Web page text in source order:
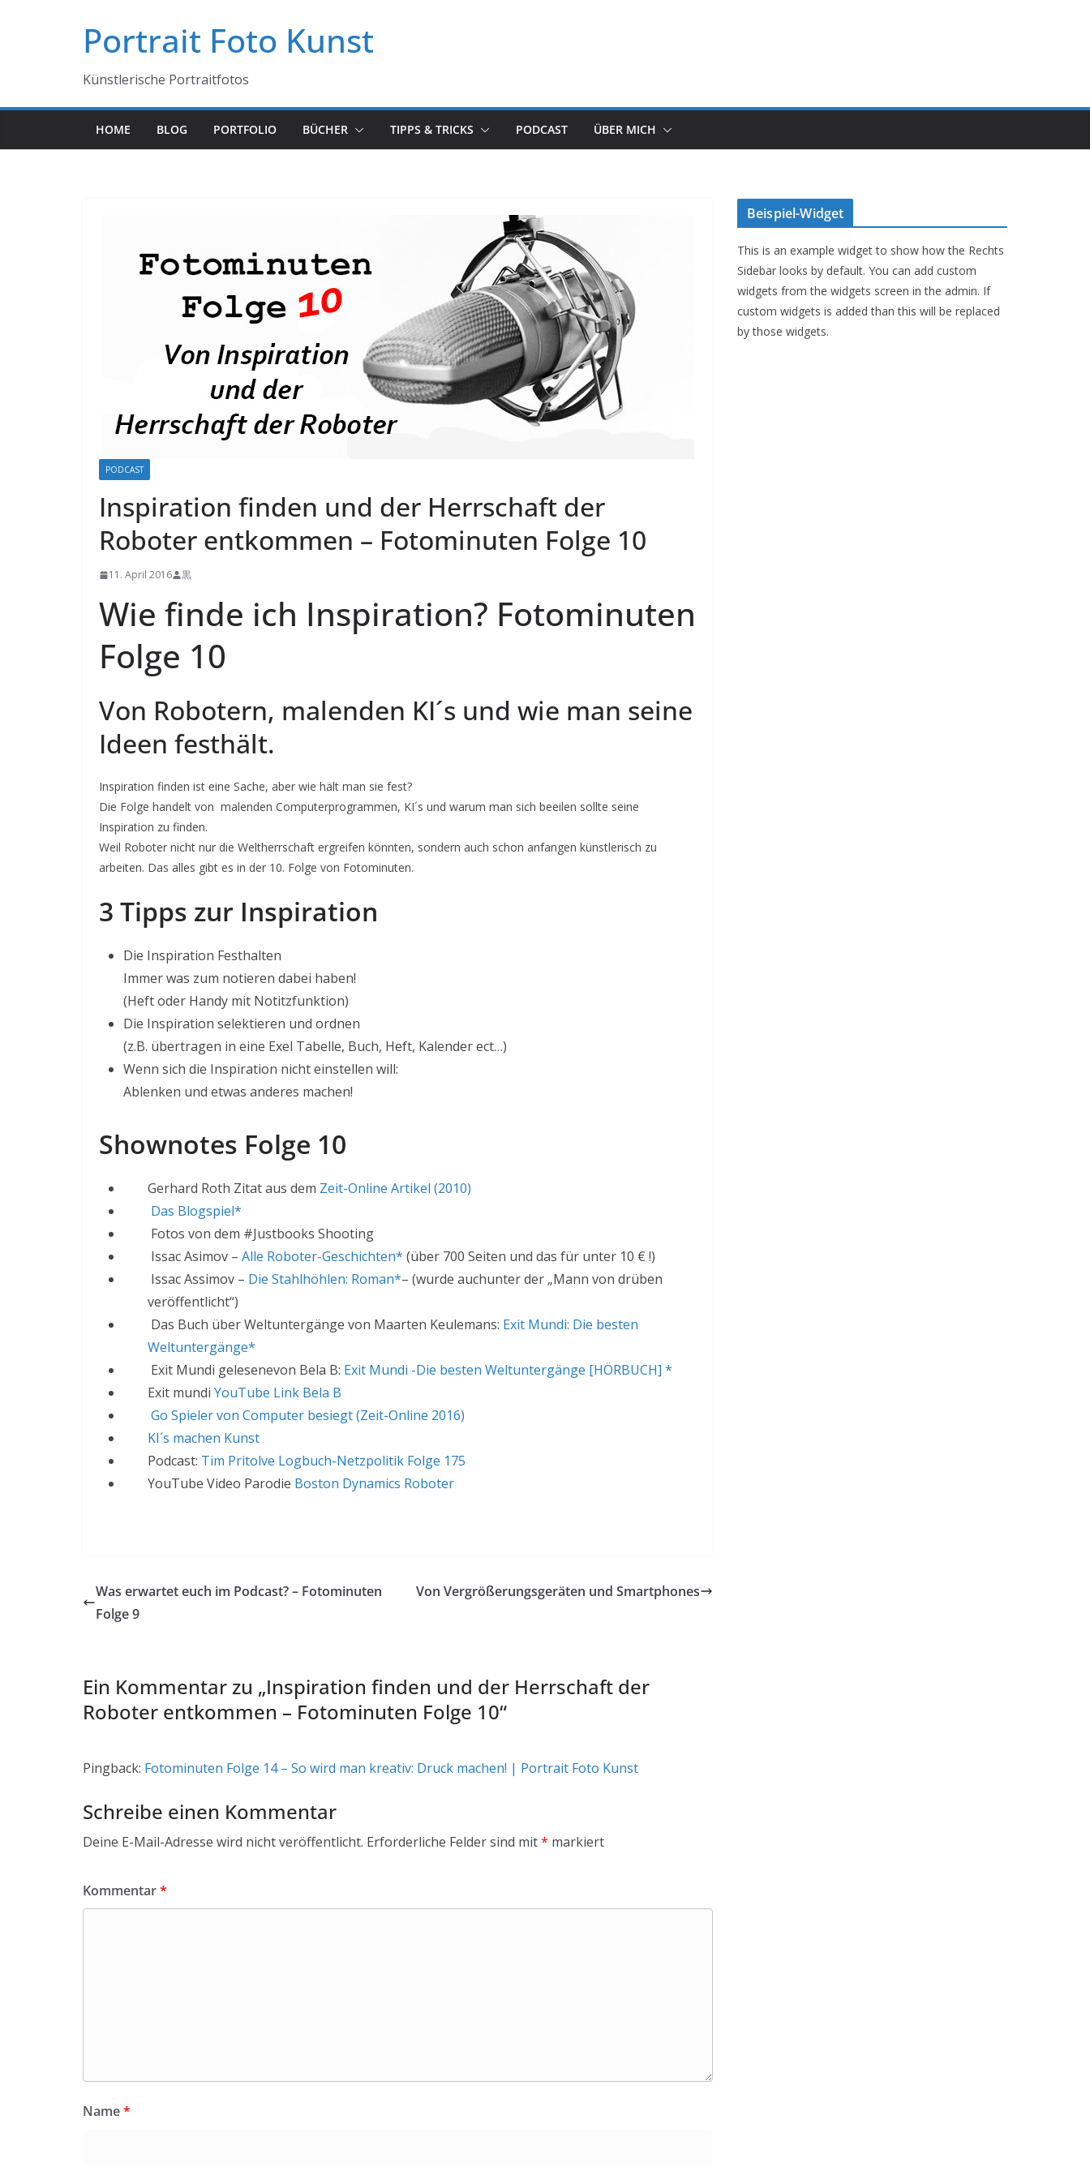
Portrait Foto Kunst
Künstlerische Portraitfotos
HOME BLOG PORTFOLIO BÜCHER TIPPS & TRICKS PODCAST ÜBER MICH
PODCAST
Inspiration finden und der Herrschaft der
Roboter entkommen – Fotominuten Folge 10
11. April 2016 黒
Wie finde ich Inspiration? Fotominuten
Folge 10
Von Robotern, malenden KI´s und wie man seine
Ideen festhält.
Inspiration finden ist eine Sache, aber wie hält man sie fest?
Die Folge handelt von malenden Computerprogrammen, KI´s und warum man sich beeilen sollte seine
Inspiration zu finden.
Weil Roboter nicht nur die Weltherrschaft ergreifen könnten, sondern auch schon anfangen künstlerisch zu
arbeiten. Das alles gibt es in der 10. Folge von Fotominuten.
3 Tipps zur Inspiration
Die Inspiration Festhalten
Immer was zum notieren dabei haben!
(Heft oder Handy mit Notitzfunktion)
Die Inspiration selektieren und ordnen
(z.B. übertragen in eine Exel Tabelle, Buch, Heft, Kalender ect…)
Wenn sich die Inspiration nicht einstellen will:
Ablenken und etwas anderes machen!
Shownotes Folge 10
Gerhard Roth Zitat aus dem Zeit-Online Artikel (2010)
Das Blogspiel*
Fotos von dem #Justbooks Shooting
Issac Asimov – Alle Roboter-Geschichten* (über 700 Seiten und das für unter 10 € !)
Issac Assimov – Die Stahlhöhlen: Roman*– (wurde auchunter der „Mann von drüben
veröffentlicht“)
Das Buch über Weltuntergänge von Maarten Keulemans: Exit Mundi: Die besten
Weltuntergänge*
Exit Mundi gelesenevon Bela B: Exit Mundi -Die besten Weltuntergänge [HÖRBUCH] *
Exit mundi YouTube Link Bela B
Go Spieler von Computer besiegt (Zeit-Online 2016)
KI´s machen Kunst
Podcast: Tim Pritolve Logbuch-Netzpolitik Folge 175
YouTube Video Parodie Boston Dynamics Roboter
Was erwartet euch im Podcast? – Fotominuten
Folge 9
Von Vergrößerungsgeräten und Smartphones
Ein Kommentar zu „Inspiration finden und der Herrschaft der
Roboter entkommen – Fotominuten Folge 10“
Pingback: Fotominuten Folge 14 – So wird man kreativ: Druck machen! | Portrait Foto Kunst
Schreibe einen Kommentar
Deine E-Mail-Adresse wird nicht veröffentlicht. Erforderliche Felder sind mit* markiert
Kommentar*
Name*
Beispiel-Widget
This is an example widget to show how the Rechts
Sidebar looks by default. You can add custom
widgets from the widgets screen in the admin. If
custom widgets is added than this will be replaced
by those widgets.